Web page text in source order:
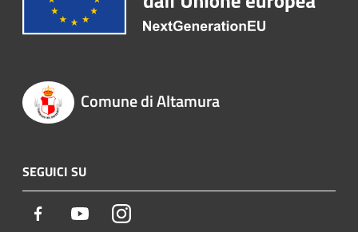
Comune di Altamura
SEGUICI SU
Facebook YoutubeInstagram